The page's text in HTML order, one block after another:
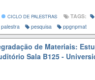
CICLO DE PALESTRAS TAGS:
palestra pesquisa ppgnpmat
de Materiais:
Sala B125 -